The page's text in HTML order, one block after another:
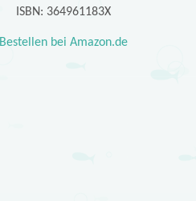
ISBN: 364961183X
Bestellen bei Amazon.de